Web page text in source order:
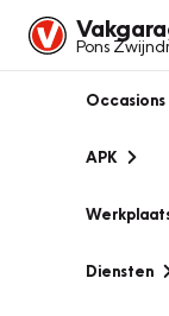
Pons
Occasions
APK
Diensten